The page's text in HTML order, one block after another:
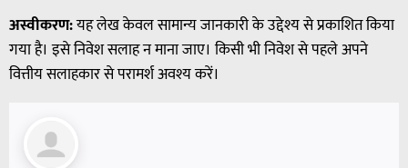
अस्वीकरण:यह लेख केवल सामान्य जानकारी के उद्देश्य से प्रकाशित किया
गया है। इसे निवेश सलाह न माना जाए। किसी भी निवेश से पहले अपने
वित्तीय सलाहकार से परामर्श अवश्य करें।